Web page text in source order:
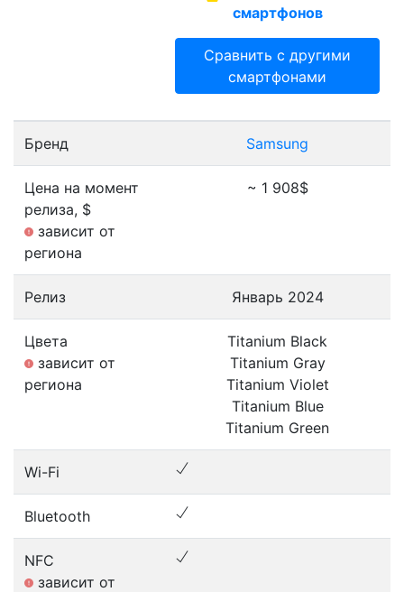
смартфонов
Сравнить с другими
смартфонами
Бренд Samsung
Цена на момент
релиза, $
зависит от
региона
~ 1 908$
Релиз Январь 2024
Цвета
зависит от
региона
Titanium Black
Titanium Gray
Titanium Violet
Titanium Blue
Titanium Green
Wi-Fi
Bluetooth
NFC
зависит от